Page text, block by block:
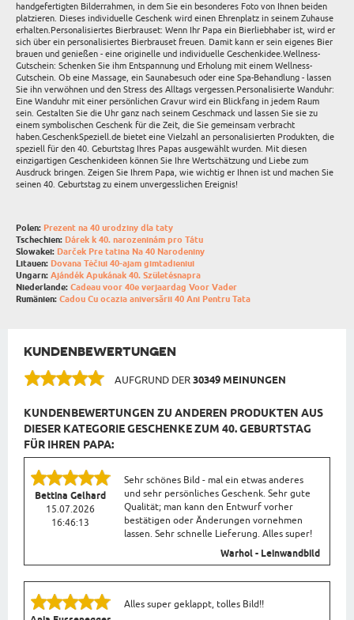
handgefertigten Bilderrahmen, in dem Sie ein besonderes Foto von Ihnen beiden
platzieren. Dieses individuelle Geschenk wird einen Ehrenplatz in seinem Zuhause
erhalten.Personalisiertes Bierbrauset: Wenn Ihr Papa ein Bierliebhaber ist, wird er
sich über ein personalisiertes Bierbrauset freuen. Damit kann er sein eigenes Bier
brauen und genießen - eine originelle und individuelle Geschenkidee.Wellness-
Gutschein: Schenken Sie ihm Entspannung und Erholung mit einem Wellness-
Gutschein. Ob eine Massage, ein Saunabesuch oder eine Spa-Behandlung - lassen
Sie ihn verwöhnen und den Stress des Alltags vergessen.Personalisierte Wanduhr:
Eine Wanduhr mit einer persönlichen Gravur wird ein Blickfang in jedem Raum
sein. Gestalten Sie die Uhr ganz nach seinem Geschmack und lassen Sie sie zu
einem symbolischen Geschenk für die Zeit, die Sie gemeinsam verbracht
haben.GeschenkSpeziell.de bietet eine Vielzahl an personalisierten Produkten, die
speziell für den 40. Geburtstag Ihres Papas ausgewählt wurden. Mit diesen
einzigartigen Geschenkideen können Sie Ihre Wertschätzung und Liebe zum
Ausdruck bringen. Zeigen Sie Ihrem Papa, wie wichtig er Ihnen ist und machen Sie
seinen 40. Geburtstag zu einem unvergesslichen Ereignis!
Polen: Prezent na 40 urodziny dla taty
Tschechien: Dárek k 40. narozeninám pro Tátu
Slowakei: Darček Pre tatina Na 40 Narodeniny
Litauen: Dovana Tėčiui 40-ajam gimtadieniui
Ungarn: Ajándék Apukának 40. Születésnapra
Niederlande: Cadeau voor 40e verjaardag Voor Vader
Rumänien: Cadou Cu ocazia aniversării 40 Ani Pentru Tata
KUNDENBEWERTUNGEN
AUFGRUND DER30349 MEINUNGEN
KUNDENBEWERTUNGEN ZU ANDEREN PRODUKTEN AUS
DIESER KATEGORIE GESCHENKE ZUM 40. GEBURTSTAG
FÜR IHREN PAPA:
Bettina Gelhard
15.07.2026
16:46:13
Sehr schönes Bild - mal ein etwas anderes
und sehr persönliches Geschenk. Sehr gute
Qualität; man kann den Entwurf vorher
bestätigen oder Änderungen vornehmen
lassen. Sehr schnelle Lieferung. Alles super!
Warhol - Leinwandbild
Alles super geklappt, tolles Bild!!